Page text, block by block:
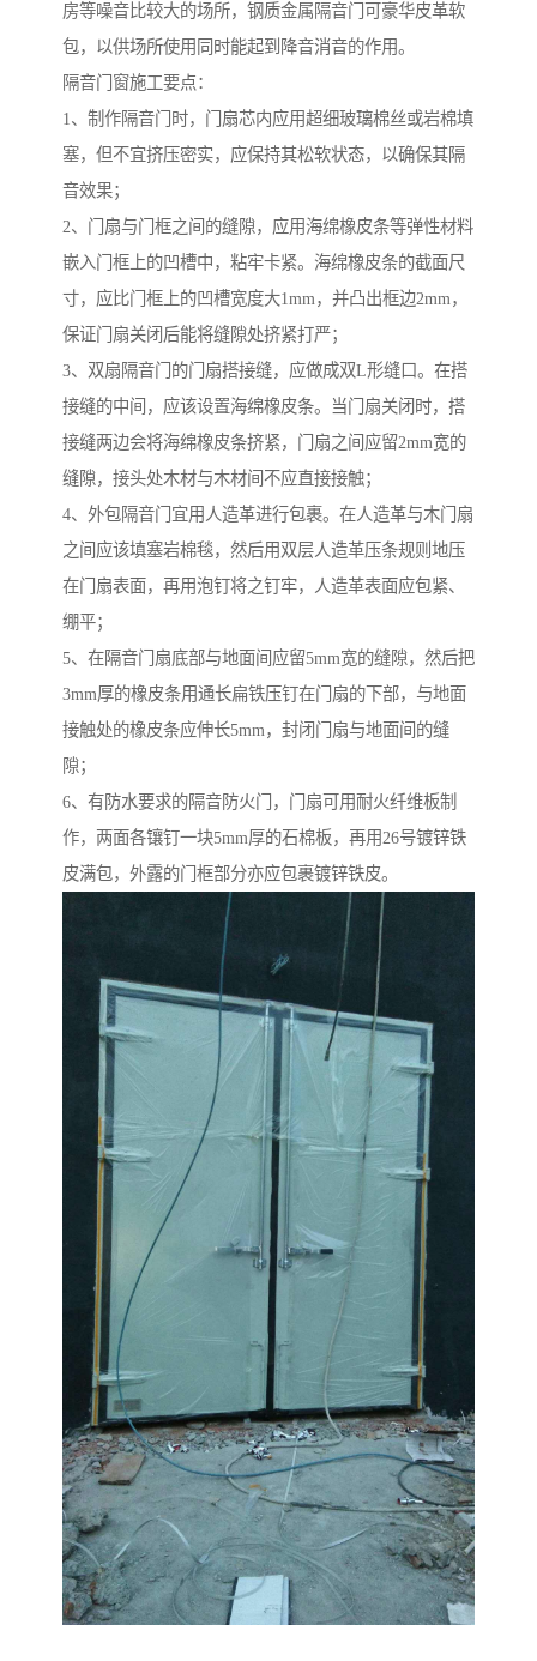
房等噪音比较大的场所，钢质金属隔音门可豪华皮革软
包，以供场所使用同时能起到降音消音的作用。
隔音门窗施工要点：
1、制作隔音门时，门扇芯内应用超细玻璃棉丝或岩棉填
塞，但不宜挤压密实，应保持其松软状态，以确保其隔
音效果；
2、门扇与门框之间的缝隙，应用海绵橡皮条等弹性材料
嵌入门框上的凹槽中，粘牢卡紧。海绵橡皮条的截面尺
寸，应比门框上的凹槽宽度大1mm，并凸出框边2mm，
保证门扇关闭后能将缝隙处挤紧打严；
3、双扇隔音门的门扇搭接缝，应做成双L形缝口。在搭
接缝的中间，应该设置海绵橡皮条。当门扇关闭时，搭
接缝两边会将海绵橡皮条挤紧，门扇之间应留2mm宽的
缝隙，接头处木材与木材间不应直接接触；
4、外包隔音门宜用人造革进行包裹。在人造革与木门扇
之间应该填塞岩棉毯，然后用双层人造革压条规则地压
在门扇表面，再用泡钉将之钉牢，人造革表面应包紧、
绷平；
5、在隔音门扇底部与地面间应留5mm宽的缝隙，然后把
3mm厚的橡皮条用通长扁铁压钉在门扇的下部，与地面
接触处的橡皮条应伸长5mm，封闭门扇与地面间的缝
隙；
6、有防水要求的隔音防火门，门扇可用耐火纤维板制
作，两面各镶钉一块5mm厚的石棉板，再用26号镀锌铁
皮满包，外露的门框部分亦应包裹镀锌铁皮。